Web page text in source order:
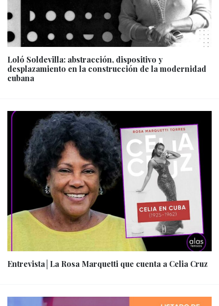
Loló Soldevilla: abstracción, dispositivo y
desplazamiento en la construcción de la modernidad
cubana
Entrevista│La Rosa Marquetti que cuenta a Celia Cruz